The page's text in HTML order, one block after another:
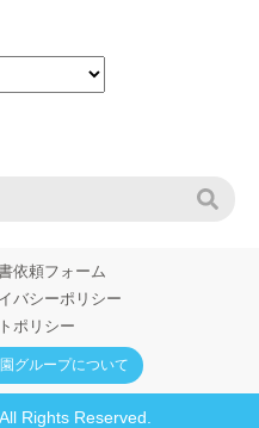
依頼フォーム
バシーポリシー
ポリシー
グループについて
Rights Reserved.